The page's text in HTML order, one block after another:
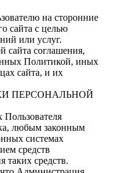
на сторонние
сайта с целью
или услуг.
сайта соглашения,
Политикой, иных
сайта, и их
ПЕРСОНАЛЬНОЙ
любым законным
системах
средств
таких средств.